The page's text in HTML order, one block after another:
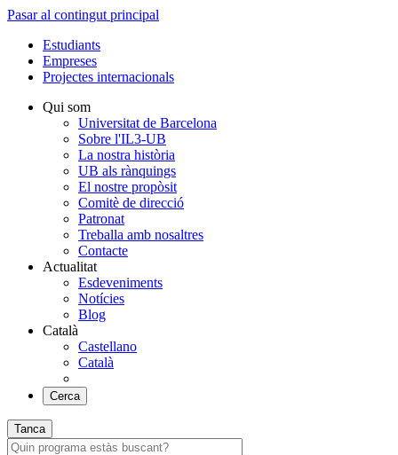
Pasar al contingut principal
Estudiants
Empreses
Projectes internacionals
Qui som
Universitat de Barcelona
Sobre l'IL3-UB
La nostra història
UB als rànquings
El nostre propòsit
Comitè de direcció
Patronat
Treballa amb nosaltres
Contacte
Actualitat
Esdeveniments
Notícies
Blog
Català
Castellano
Català
Cerca
Tanca